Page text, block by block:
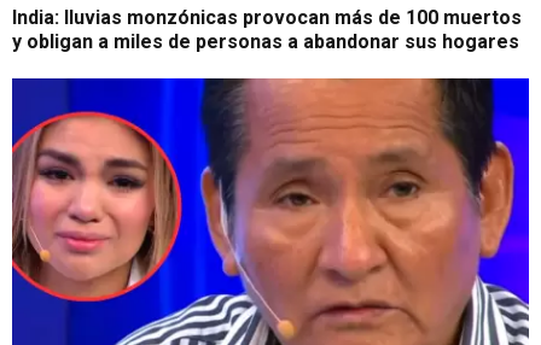
India: lluvias monzónicas provocan más de 100 muertos
y obligan a miles de personas a abandonar sus hogares